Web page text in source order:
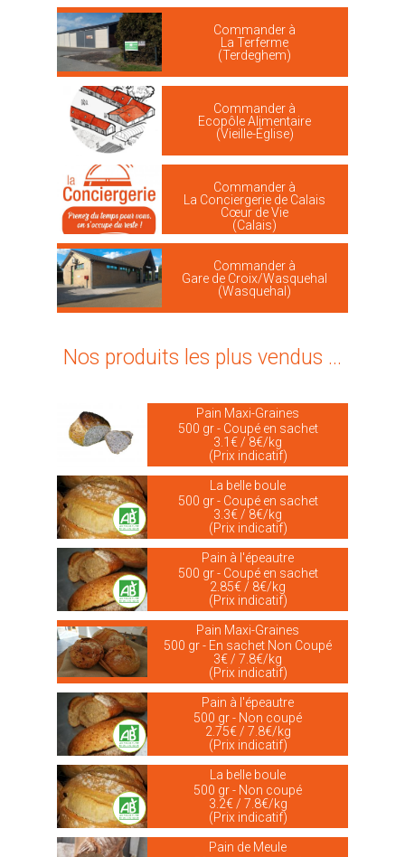
Commander à
La Terferme
(Terdeghem)
Commander à
Ecopôle Alimentaire
(Vieille-Église)
Commander à
La Conciergerie de Calais
Cœur de Vie
(Calais)
Commander à
Gare de Croix/Wasquehal
(Wasquehal)
Nos produits les plus vendus ...
Pain Maxi-Graines
500 gr - Coupé en sachet
3.1€ / 8€/kg
(Prix indicatif)
La belle boule
500 gr - Coupé en sachet
3.3€ / 8€/kg
(Prix indicatif)
Pain à l'épeautre
500 gr - Coupé en sachet
2.85€ / 8€/kg
(Prix indicatif)
Pain Maxi-Graines
500 gr - En sachet Non Coupé
3€ / 7.8€/kg
(Prix indicatif)
Pain à l'épeautre
500 gr - Non coupé
2.75€ / 7.8€/kg
(Prix indicatif)
La belle boule
500 gr - Non coupé
3.2€ / 7.8€/kg
(Prix indicatif)
Pain de Meule